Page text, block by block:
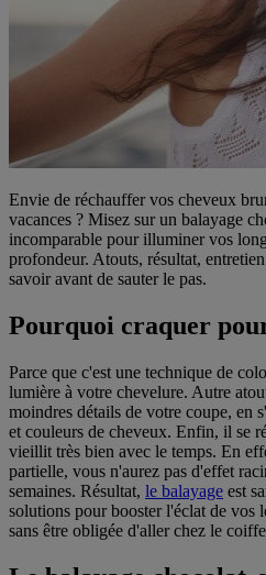
Envie de réchauffer vos cheveux
vacances ? Misez sur un balayage
incomparable pour illuminer vos
profondeur. Atouts, résultat,
savoir avant de sauter le pas.
Pourquoi craquer
Parce que c'est une technique de
lumière à votre chevelure. Autre
moindres détails de votre coupe, en
et couleurs de cheveux. Enfin, il se
vieillit très bien avec le temps. En
partielle, vous n'aurez pas d'effet
semaines. Résultat, le balayage est
solutions pour booster l'éclat de vos
sans être obligée d'aller chez le